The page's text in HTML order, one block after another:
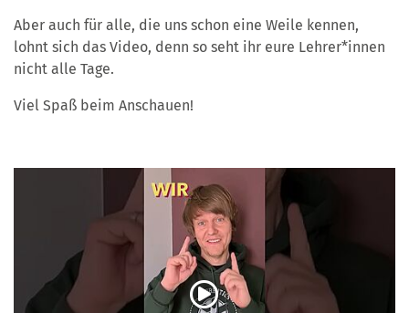
Aber auch für alle, die uns schon eine Weile kennen,
lohnt sich das Video, denn so seht ihr eure Lehrer*innen
nicht alle Tage.
Viel Spaß beim Anschauen!